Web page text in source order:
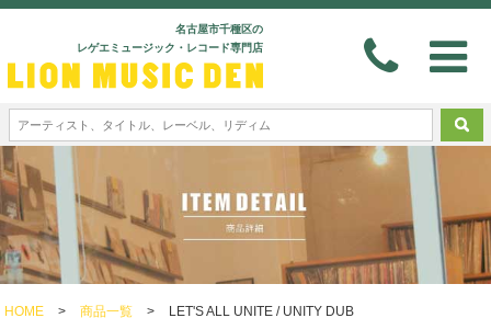
名古屋市千種区の
レゲエミュージック・レコード専門店
HOME > 商品一覧 > LET'S ALL UNITE / UNITY DUB